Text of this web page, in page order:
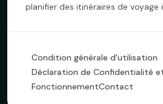
planifier des itinéraires de voyage
Condition générale d'utilisation
Déclaration de Confidentialité
FonctionnementContact